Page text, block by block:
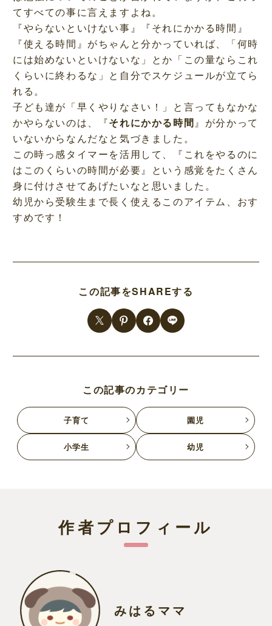
てすべての事に言えますよね。
『やらないといけない事』『それにかかる時間』
『使える時間』がちゃんと分かっていれば、「何時
には始めないといけないな」とか「この量ならこれ
くらいに終わるな」と自分でスケジュールが立てら
れる。
子ども達が「早くやりなさい！」と言ってもなかな
かやらないのは、『それにかかる時間』が分かって
いないからなんだなと気づきました。
この時っ感タイマーを活用して、『これをやるのに
はこのくらいの時間が必要』という感覚をたくさん
身に付けさせてあげたいなと思いました。
幼児から受験生まで長く使えるこのアイテム、おす
すめです！
この記事をSHAREする
この記事のカテゴリー
子育て 園児
小学生 幼児
作者プロフィール
みはるママ